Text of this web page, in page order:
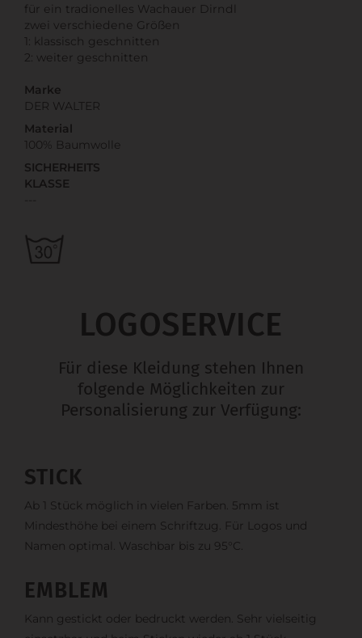
für ein tradionelles Wachauer Dirndl
zwei verschiedene Größen
1: klassisch geschnitten
2: weiter geschnitten
Marke
DER WALTER
Material
100% Baumwolle
SICHERHEITS
KLASSE
LOGOSERVICE
Für diese Kleidung stehen Ihnen
folgende Möglichkeiten zur
Personalisierung zur Verfügung:
STICK
Ab 1 Stück möglich in vielen Farben. 5mm ist
Mindesthöhe bei einem Schriftzug. Für Logos und
Namen optimal. Waschbar bis zu 95°C.
EMBLEM
Kann gestickt oder bedruckt werden. Sehr vielseitig